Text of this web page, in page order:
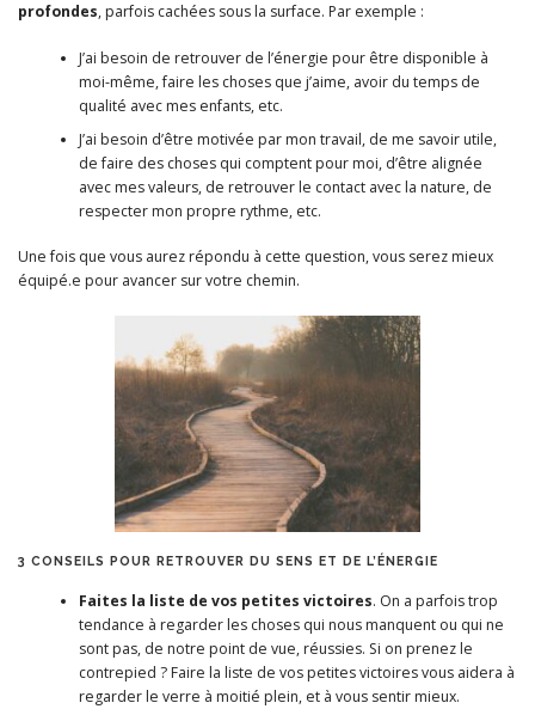
profondes, parfois cachées sous la surface. Par exemple :
J’ai besoin de retrouver de l’énergie pour être disponible à
moi-même, faire les choses que j’aime, avoir du temps de
qualité avec mes enfants, etc.
J’ai besoin d’être motivée par mon travail, de me savoir utile,
de faire des choses qui comptent pour moi, d’être alignée
avec mes valeurs, de retrouver le contact avec la nature, de
respecter mon propre rythme, etc.
Une fois que vous aurez répondu à cette question, vous serez mieux
équipé.e pour avancer sur votre chemin.
3 CONSEILS POUR RETROUVER DU SENS ET DE L’ÉNERGIE
Faites la liste de vos petites victoires. On a parfois trop
tendance à regarder les choses qui nous manquent ou qui ne
sont pas, de notre point de vue, réussies. Si on prenez le
contrepied ? Faire la liste de vos petites victoires vous aidera à
regarder le verre à moitié plein, et à vous sentir mieux.